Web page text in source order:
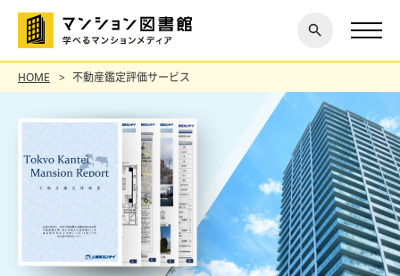
探す
閉じ
る
HOME 不動産鑑定評価サービス